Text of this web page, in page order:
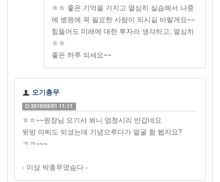
ㅎㅎ 좋은 기억을 가지고 열심히 실습해서 나중
에 병원에 꼭 필요한 사람이 되시길 바랄게요~~
힘들어도 미래에 대한 투자라 생각하고, 열심히
ㅎㅎ
좋은 하루 되세요~~
오기총무
2010/02/01 11:11
ㅎㅎ~~원장님 요기서 뵈니 엄청시리 반갑네요
뒷방 아찌도 되셨는데 기념으루다가 얼굴 함 뵙지요?
ㅋㅋ~~~
- 이상 박총무였슴다 -